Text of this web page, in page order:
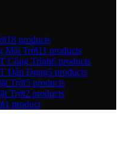
18 products
Mặt Trời11 products
Công Trình6 products
Dân Dụng5 products
Trời5 products
Trời2 products
1 product